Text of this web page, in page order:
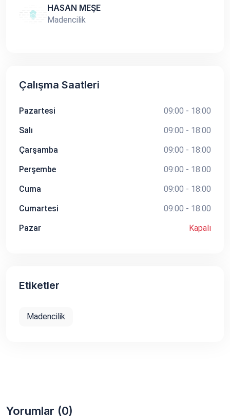
HASAN MEŞE
Madencilik
Çalışma Saatleri
Pazartesi
09:00 - 18:00
Salı
09:00 - 18:00
Çarşamba
09:00 - 18:00
Perşembe
09:00 - 18:00
Cuma
09:00 - 18:00
Cumartesi
09:00 - 18:00
Pazar
Kapalı
Etiketler
Madencilik
Yorumlar (0)